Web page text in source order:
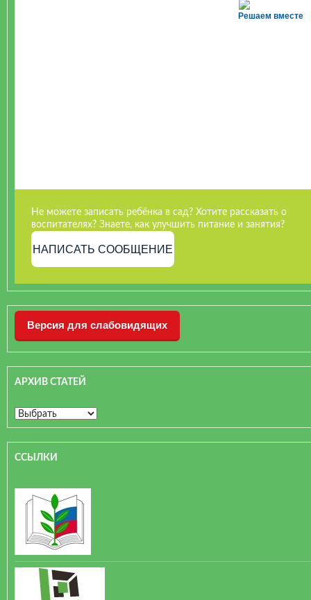
Решаем вместе
Не можете записать ребёнка в сад? Хотите рассказать о
воспитателях? Знаете, как улучшить питание и занятия?
НАПИСАТЬ СООБЩЕНИЕ
Версия для слабовидящих
АРХИВ СТАТЕЙ
ССЫЛКИ